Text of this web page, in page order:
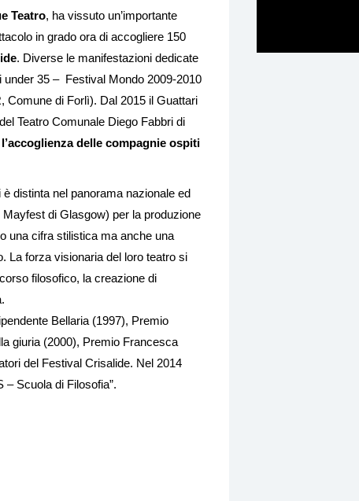
Teatro, ha vissuto un’importante
in grado ora di accogliere 150
. Diverse le manifestazioni dedicate
35 – Festival Mondo 2009-2010
Comune di Forlì). Dal 2015 il Guattari
Teatro Comunale Diego Fabbri di
delle compagnie ospiti
distinta nel panorama nazionale ed
di Glasgow) per la produzione
una cifra stilistica ma anche una
La forza visionaria del loro teatro si
filosofico, la creazione di
Bellaria (1997), Premio
giuria (2000), Premio Francesca
del Festival Crisalide. Nel 2014
Scuola di Filosofia”.